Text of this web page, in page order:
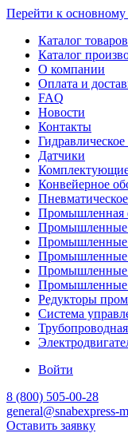
Перейти к
Каталог товаров
Каталог
О компании
Оплата и
FAQ
Новости
Контакты
Датчики
Комплектующие
Конвейерное
Промышленная
Промышленные
Промышленные
Промышленные
Промышленные
Промышленные
Редукторы
Система
Войти
8 (800) 505-00-28
general@snabexpress-
Оставить заявку